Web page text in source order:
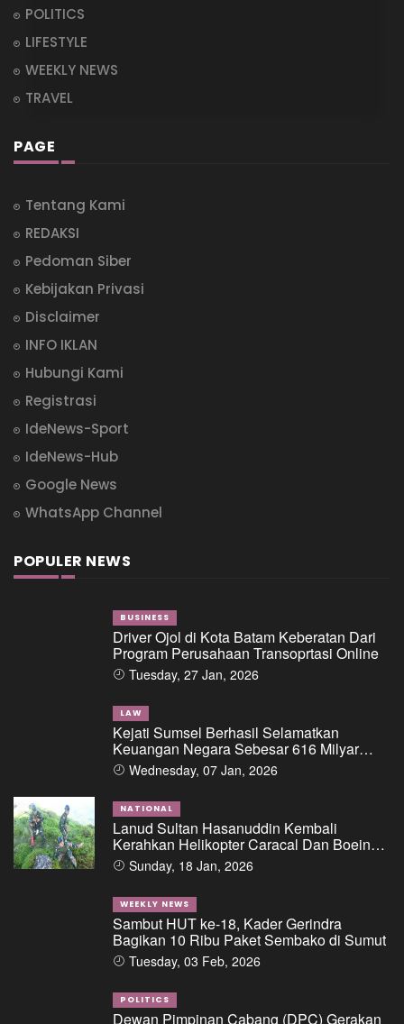
POLITICS
LIFESTYLE
WEEKLY NEWS
TRAVEL
PAGE
Tentang Kami
REDAKSI
Pedoman Siber
Kebijakan Privasi
Disclaimer
INFO IKLAN
Hubungi Kami
Registrasi
IdeNews-Sport
IdeNews-Hub
Google News
WhatsApp Channel
POPULER NEWS
BUSINESS
Driver Ojol di Kota Batam Keberatan Dari
Program Perusahaan Transoprtasi Online
Tuesday, 27 Jan, 2026
LAW
Kejati Sumsel Berhasil Selamatkan
Keuangan Negara Sebesar 616 Milyar
Dalam Perkara Dugaan Tipikor Pemberian
Fasilitas Pinjaman/Kredit Dari Salah Satu
Bank Pemerintah Kepada PT. BSS Dan PT.
SAL
Wednesday, 07 Jan, 2026
NATIONAL
Lanud Sultan Hasanuddin Kembali
Kerahkan Helikopter Caracal Dan Boeing
Intai Strategis, Lokasi Jatuhnya Pesawat
ATR 42-500 Berhasil Diidentifikasi
Sunday, 18 Jan, 2026
WEEKLY NEWS
Sambut HUT ke-18, Kader Gerindra
Bagikan 10 Ribu Paket Sembako di Sumut
Tuesday, 03 Feb, 2026
POLITICS
Dewan Pimpinan Cabang (DPC) Gerakan